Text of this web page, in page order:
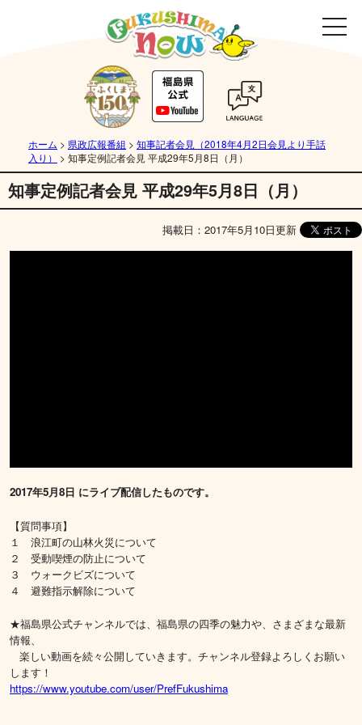
ホーム > 県政広報番組 > 知事記者会見（2018年4月2日会見より手話
入り）
> 知事定例記者会見 平成29年5月8日（月）
知事定例記者会見 平成29年5月8日（月）
掲載日：2017年5月10日更新
2017年5月8日 にライブ配信したものです。
【質問事項】
１ 浪江町の山林火災について
２ 受動喫煙の防止について
３ ウォークビズについて
４ 避難指示解除について
★福島県公式チャンネルでは、福島県の四季の魅力や、さまざまな最新
情報、
楽しい動画を続々公開していきます。チャンネル登録よろしくお願い
します！
https://www.youtube.com/user/PrefFukushima